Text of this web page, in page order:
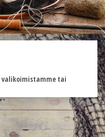
valikoimistamme tai